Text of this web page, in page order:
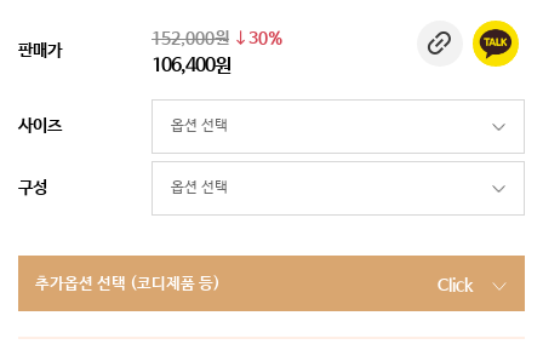
판매가
152,000원 30%
106,400원
사이즈
구성
추가옵션 선택 (코디제품 등) Click